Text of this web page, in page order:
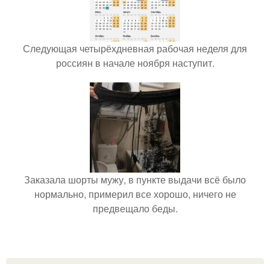
Следующая четырёхдневная рабочая неделя для
россиян в начале ноября наступит.
Заказала шорты мужу, в пункте выдачи всё было
нормально, примерил все хорошо, ничего не
предвещало беды.